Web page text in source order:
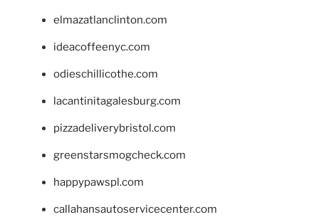
elmazatlanclinton.com
ideacoffeenyc.com
odieschillicothe.com
lacantinitagalesburg.com
pizzadeliverybristol.com
greenstarsmogcheck.com
happypawspl.com
callahansautoservicecenter.com